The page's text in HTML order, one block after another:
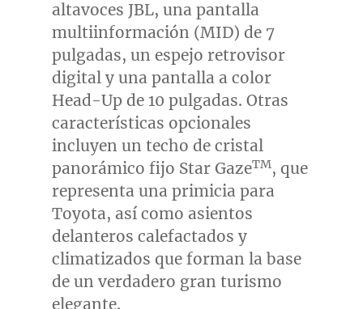
altavoces JBL, una pantalla
multiinformación (MID) de 7
pulgadas, un espejo retrovisor
digital y una pantalla a color
Head-Up de 10 pulgadas. Otras
características opcionales
incluyen un techo de cristal
panorámico fijo Star GazeTM, que
representa una primicia para
Toyota, así como asientos
delanteros calefactados y
climatizados que forman la base
de un verdadero gran turismo
elegante.